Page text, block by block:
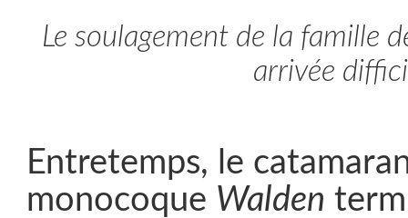
Le soulagement de la famille
arrivée
Entretemps, le
monocoque Walden